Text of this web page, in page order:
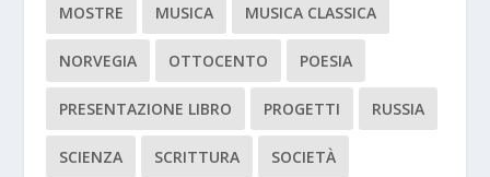
MOSTRE MUSICA MUSICA CLASSICA
NORVEGIA OTTOCENTO POESIA
PRESENTAZIONE LIBRO PROGETTI RUSSIA
SCIENZA SCRITTURA SOCIETÀ